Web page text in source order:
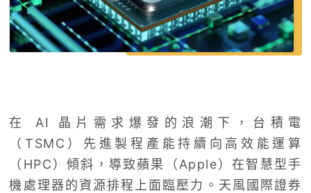
在 AI 晶片需求爆發的浪潮下，台積電
（TSMC）先進製程產能持續向高效能運算
（HPC）傾斜，導致蘋果（Apple）在智慧型手
機處理器的資源排程上面臨壓力。天風國際證券